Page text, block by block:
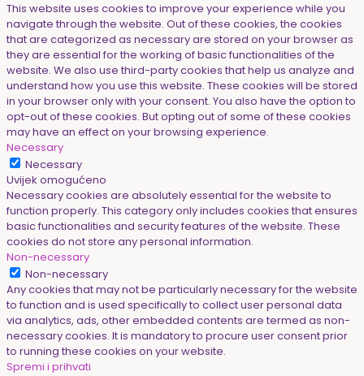
This website uses cookies to improve your experience while you
navigate through the website. Out of these cookies, the cookies
that are categorized as necessary are stored on your browser as
they are essential for the working of basic functionalities of the
website. We also use third-party cookies that help us analyze and
understand how you use this website. These cookies will be stored
in your browser only with your consent. You also have the option to
opt-out of these cookies. But opting out of some of these cookies
may have an effect on your browsing experience.
Necessary
Necessary
Uvijek omogućeno
Necessary cookies are absolutely essential for the website to
function properly. This category only includes cookies that ensures
basic functionalities and security features of the website. These
cookies do not store any personal information.
Non-necessary
Non-necessary
Any cookies that may not be particularly necessary for the website
to function and is used specifically to collect user personal data
via analytics, ads, other embedded contents are termed as non-
necessary cookies. It is mandatory to procure user consent prior
to running these cookies on your website.
Spremi i prihvati